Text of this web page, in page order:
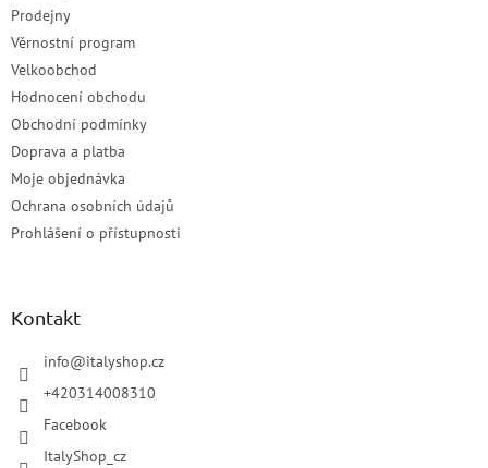
Prodejny
Věrnostní program
Velkoobchod
Hodnocení obchodu
Obchodní podmínky
Doprava a platba
Moje objednávka
Ochrana osobních údajů
Prohlášení o přístupnosti
Kontakt
info@italyshop.cz
+420314008310
Facebook
ItalyShop_cz